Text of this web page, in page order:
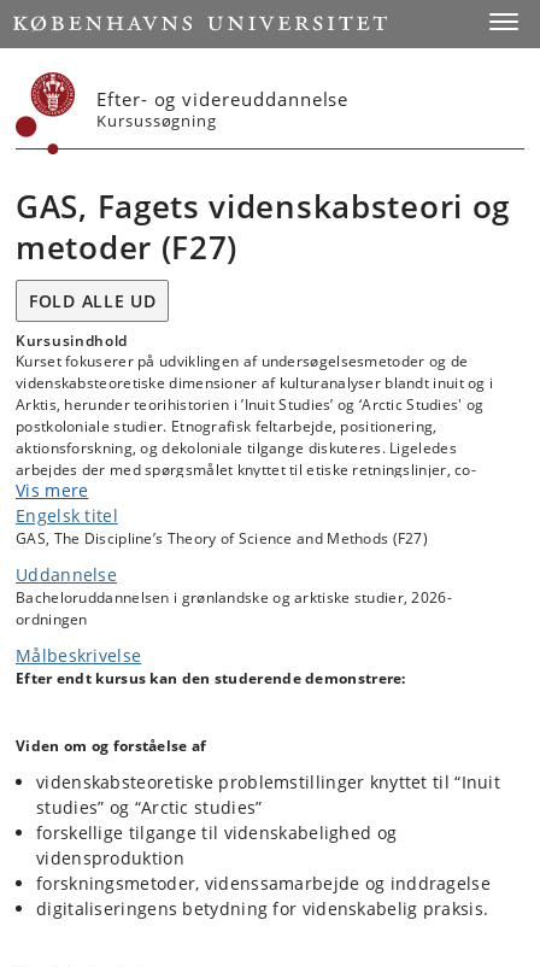
Start
Efter- og videreuddannelse
Kursussøgning
GAS, Fagets videnskabsteori og
metoder (F27)
FOLD ALLE UD
Kursusindhold
Kurset fokuserer på udviklingen af undersøgelsesmetoder og de
videnskabsteoretiske dimensioner af kulturanalyser blandt inuit og i
Arktis, herunder teorihistorien i ’Inuit Studies’ og ‘Arctic Studies' og
postkoloniale studier. Etnografisk feltarbejde, positionering,
aktionsforskning, og dekoloniale tilgange diskuteres. Ligeledes
arbejdes der med spørgsmålet knyttet til etiske retningslinjer, co-
produktion af viden, datahåndtering/-refleksion og forskernes
normativitet og positionalitet behandles.
Vis mere
Engelsk titel
GAS, The Discipline’s Theory of Science and Methods (F27)
Uddannelse
Bacheloruddannelsen i grønlandske og arktiske studier, 2026-
ordningen
Målbeskrivelse
Efter endt kursus kan den studerende demonstrere:
Viden om og forståelse af
videnskabsteoretiske problemstillinger knyttet til “Inuit
studies” og “Arctic studies”
forskellige tilgange til videnskabelighed og
vidensproduktion
forskningsmetoder, videnssamarbejde og inddragelse
digitaliseringens betydning for videnskabelig praksis.